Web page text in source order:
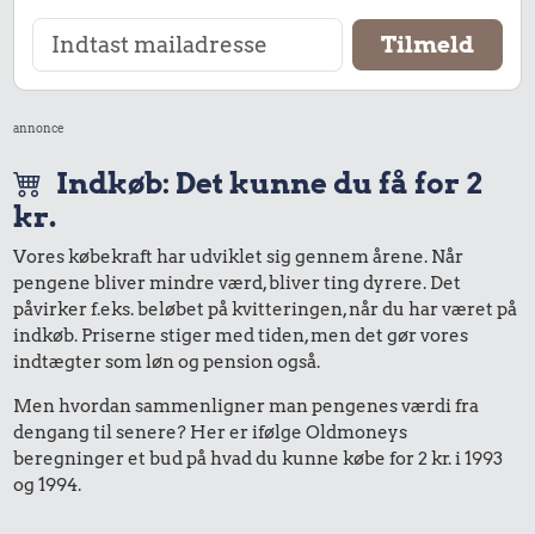
annonce
Indkøb: Det kunne du få for 2
kr.
Vores købekraft har udviklet sig gennem årene. Når
pengene bliver mindre værd, bliver ting dyrere. Det
påvirker f.eks. beløbet på kvitteringen, når du har været på
indkøb. Priserne stiger med tiden, men det gør vores
indtægter som løn og pension også.
Men hvordan sammenligner man pengenes værdi fra
dengang til senere? Her er ifølge Oldmoneys
beregninger et bud på hvad du kunne købe for 2 kr. i 1993
og 1994.